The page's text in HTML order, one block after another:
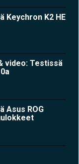
Keychron K2 HE
video: Testissä
Asus ROG